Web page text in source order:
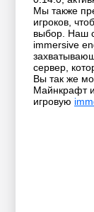
Мы также
игроков,
выбор. Наш
immersive
сервер,
Вы так же
Майнкрафт
игровую